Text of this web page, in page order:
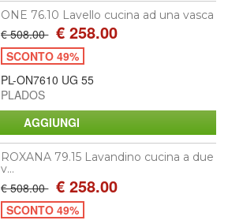
ONE 76.10 Lavello cucina ad una vasca
€ 508.00 € 258.00
SCONTO 49%
PL-ON7610 UG 55
PLADOS
ROXANA 79.15 Lavandino cucina a due
v...
€ 508.00 € 258.00
SCONTO 49%